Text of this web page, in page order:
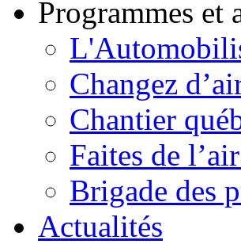
Programmes et
Changez
Chantier
Faites de
Brigade des
Actualités